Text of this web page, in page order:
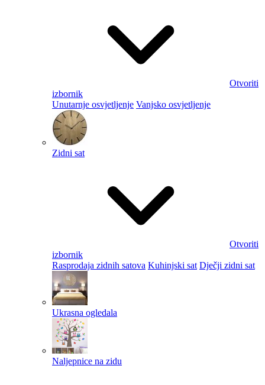
Otvoriti
izbornik
Unutarnje osvjetljenje Vanjsko osvjetljenje
Zidni sat
Otvoriti
izbornik
Rasprodaja zidnih satova Kuhinjski sat Dječji zidni sat
Ukrasna ogledala
Naljepnice na zidu